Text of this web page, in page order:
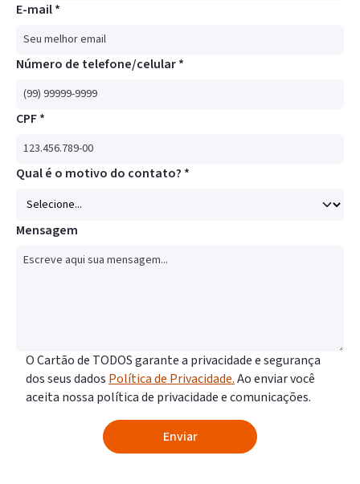
E-mail *
Número de telefone/celular *
CPF *
Qual é o motivo do contato? *
Mensagem
O Cartão de TODOS garante a privacidade e segurança
dos seus dados Política de Privacidade.Ao enviar você
aceita nossa política de privacidade e comunicações.
Enviar